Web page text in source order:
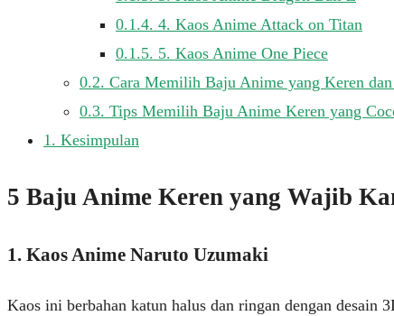
0.1.4. 4. Kaos Anime Attack on Titan
0.1.5. 5. Kaos Anime One Piece
0.2. Cara Memilih Baju Anime yang Keren
0.3. Tips Memilih Baju Anime Keren yang
1. Kesimpulan
5 Baju Anime Keren yang Wajib
1. Kaos Anime Naruto Uzumaki
Kaos ini berbahan katun halus dan ringan dengan